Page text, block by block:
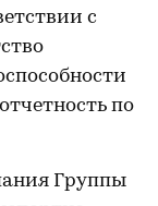
с
по
Группы